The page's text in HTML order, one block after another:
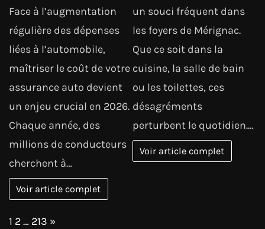
Face à l’augmentation
régulière des dépenses
liées à l’automobile,
maîtriser le coût de votre
assurance auto devient
un enjeu crucial en 2026.
Chaque année, des
millions de conducteurs
cherchent à…
Voir article complet
un souci fréquent dans
les foyers de Mérignac.
Que ce soit dans la
cuisine, la salle de bain
ou les toilettes, ces
désagréments
perturbent le quotidien.…
Voir article complet
Page:
1 2… 213 Next
»